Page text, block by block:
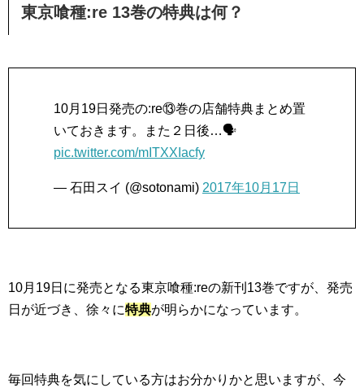
東京喰種:re 13巻の特典は何？
10月19日発売の:re⑬巻の店舗特典まとめ置
いておきます。また２日後…🗣️
pic.twitter.com/mITXXIacfy
— 石田スイ (@sotonami) 2017年10月17日
10月19日に発売となる東京喰種:reの新刊13巻ですが、発売
日が近づき、徐々に特典が明らかになっています。
毎回特典を気にしている方はお分かりかと思いますが、今